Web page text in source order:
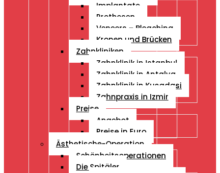
Implantate
Prothesen
Veneers – Bleaching
Kronen und Brücken
Zahnkliniken
Zahnklinik in Istanbul
Zahnklinik in Antalya
Zahnklinik in Kusadasi
Zahnpraxis in Izmir
Preise
Angebot
Preise in Euro
Ästhetische-Operation
Schönheitsoperationen
Die Spitäler